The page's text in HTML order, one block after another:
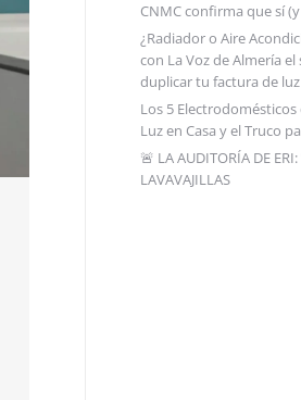
CNMC confirma que sí
¿Radiador o Aire
con La Voz de Almería
duplicar tu factura de
Los 5
Luz en Casa y el Truco
🚨 LA AUDITORÍA DE
LAVAVAJILLAS